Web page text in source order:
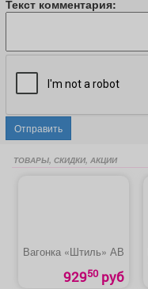
Текст комментария:
Отправить
ТОВАРЫ, СКИДКИ, АКЦИИ
Вагонка «Штиль» АВ
92950 руб